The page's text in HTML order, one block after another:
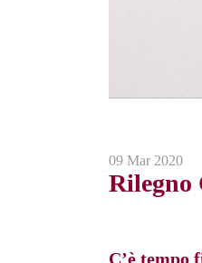
09 Mar 2020
Rilegno
C’è tempo